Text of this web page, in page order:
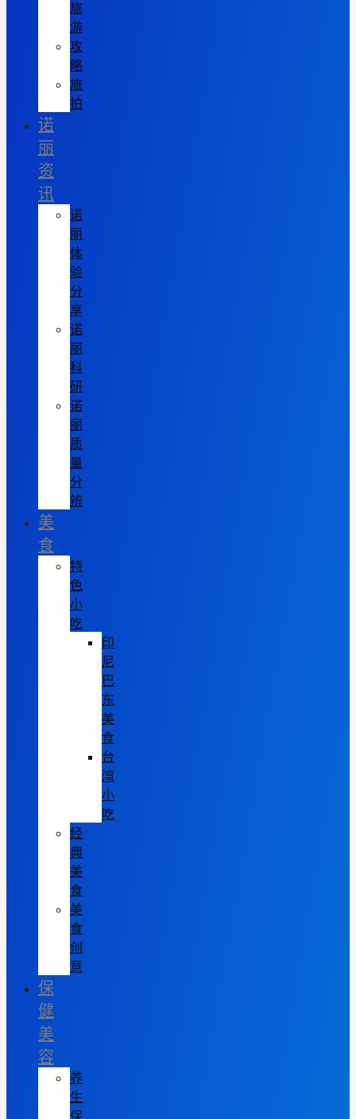
旅
游
攻
略
旅
拍
诺
丽
资
讯
诺
丽
体
验
分
享
诺
丽
科
研
诺
丽
质
量
分
辨
美
食
特
色
小
吃
印
尼
巴
东
美
食
台
湾
小
吃
经
典
美
食
美
食
创
意
保
健
美
容
养
生